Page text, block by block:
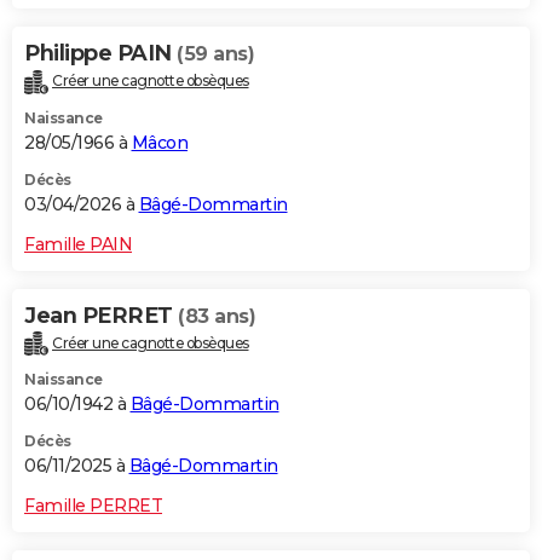
Philippe PAIN (59 ans)
Créer une cagnotte obsèques
Naissance
28/05/1966 à Mâcon
Décès
03/04/2026 à Bâgé-Dommartin
Famille PAIN
Jean PERRET (83 ans)
Créer une cagnotte obsèques
Naissance
06/10/1942 à Bâgé-Dommartin
Décès
06/11/2025 à Bâgé-Dommartin
Famille PERRET